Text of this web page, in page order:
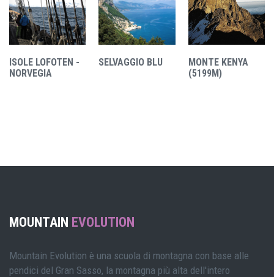
ISOLE LOFOTEN -
NORVEGIA
SELVAGGIO BLU
MONTE KENYA
(5199M)
MOUNTAIN EVOLUTION
Mountain Evolution è una scuola di montagna con base alle
pendici del Gran Sasso, la montagna più alta dell'intero